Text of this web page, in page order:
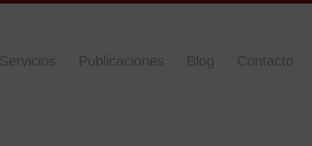
Servicios Publicaciones Blog Contacto